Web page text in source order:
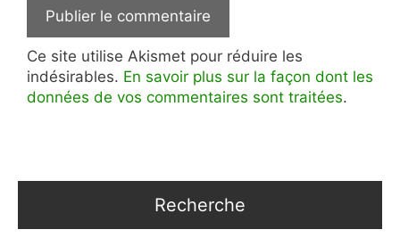
Ce site utilise Akismet pour réduire les
indésirables. En savoir plus sur la façon dont les
données de vos commentaires sont traitées.
Recherche